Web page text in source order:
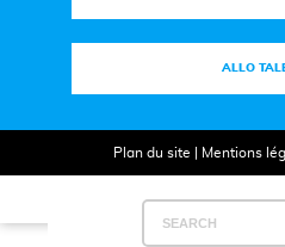
ALLO
Plan du site Mentions